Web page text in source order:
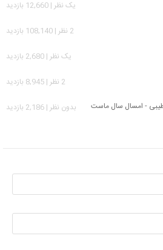
يک نظر | 12,660 بازدید
2 نظر | 108,140 بازدید
يک نظر | 2,680 بازدید
2 نظر | 8,945 بازدید
- امسال سال ماست
بدون نظر | 2,186 بازدید